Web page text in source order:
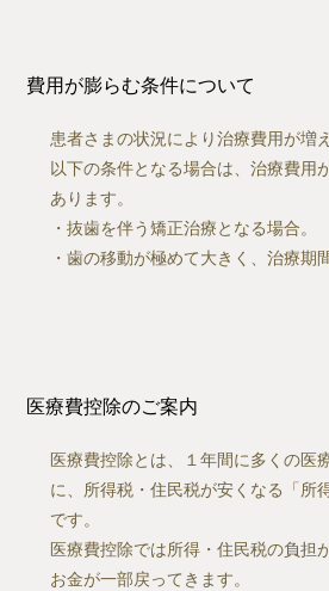
費用が膨らむ条件について
患者さまの状況により治療費用が増
以下の条件となる場合は、治療費用
あります。
・抜歯を伴う矯正治療となる場合。
・歯の移動が極めて大きく、治療期
医療費控除のご案内
医療費控除とは、１年間に多くの医
に、所得税・住民税が安くなる「所
です。
医療費控除では所得・住民税の負担
お金が一部戻ってきます。